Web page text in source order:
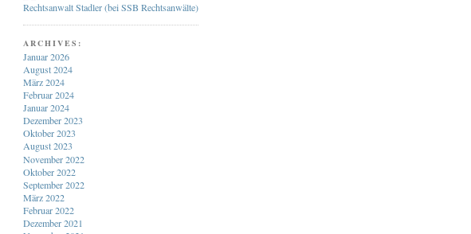
Rechtsanwalt Stadler (bei SSB Rechtsanwälte)
ARCHIVES:
Januar 2026
August 2024
März 2024
Februar 2024
Januar 2024
Dezember 2023
Oktober 2023
August 2023
November 2022
Oktober 2022
September 2022
März 2022
Februar 2022
Dezember 2021